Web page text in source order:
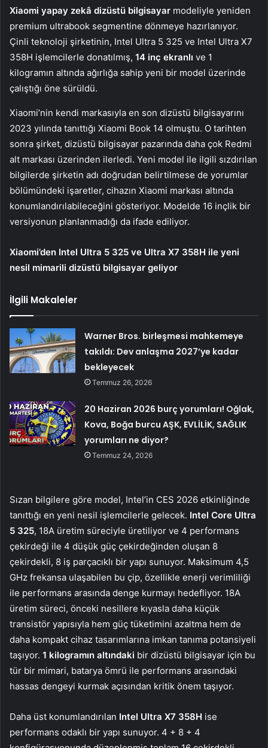
Xiaomi yapay zekâ dizüstü bilgisayar modeliyle yeniden
premium ultrabook segmentine dönmeye hazırlanıyor.
Çinli teknoloji şirketinin, Intel Ultra 5 325 ve Intel Ultra X7
358H işlemcilerle donatılmış, 14 inç ekranlı ve 1
kilogramın altında ağırlığa sahip yeni bir model üzerinde
çalıştığı öne sürüldü.
Xiaomi’nin kendi markasıyla en son dizüstü bilgisayarını
2023 yılında tanıttığı Xiaomi Book 14 olmuştu. O tarihten
sonra şirket, dizüstü bilgisayar pazarında daha çok Redmi
alt markası üzerinden ilerledi. Yeni model ile ilgili sızdırılan
bilgilerde şirketin adı doğrudan belirtilmese de yorumlar
bölümündeki işaretler, cihazın Xiaomi markası altında
konumlandırılabileceğini gösteriyor. Modelde 16 inçlik bir
versiyonun planlanmadığı da ifade ediliyor.
Xiaomi’den Intel Ultra 5 325 ve Ultra X7 358H ile yeni
nesil mimarili dizüstü bilgisayar geliyor
İlgili Makaleler
Warner Bros. birleşmesi mahkemeye
takıldı: Dev anlaşma 2027’ye kadar
bekleyecek
Temmuz 26, 2026
20 Haziran 2026 burç yorumları! Oğlak,
Kova, Boğa burcu AŞK, EVLİLİK, SAĞLIK
yorumları ne diyor?
Temmuz 24, 2026
Sızan bilgilere göre model, Intel’in CES 2026 etkinliğinde
tanıttığı en yeni nesil işlemcilerle gelecek. Intel Core Ultra
5 325, 18A üretim süreciyle üretiliyor ve 4 performans
çekirdeği ile 4 düşük güç çekirdeğinden oluşan 8
çekirdekli, 8 iş parçacıklı bir yapı sunuyor. Maksimum 4,5
GHz frekansa ulaşabilen bu çip, özellikle enerji verimliliği
ile performans arasında denge kurmayı hedefliyor. 18A
üretim süreci, önceki nesillere kıyasla daha küçük
transistör yapısıyla hem güç tüketimini azaltma hem de
daha kompakt cihaz tasarımlarına imkan tanıma potansiyeli
taşıyor. 1 kilogramın altındaki bir dizüstü bilgisayar için bu
tür bir mimari, batarya ömrü ile performans arasındaki
hassas dengeyi kurmak açısından kritik önem taşıyor.
Daha üst konumlandırılan Intel Ultra X7 358H ise
performans odaklı bir yapı sunuyor. 4 + 8 + 4